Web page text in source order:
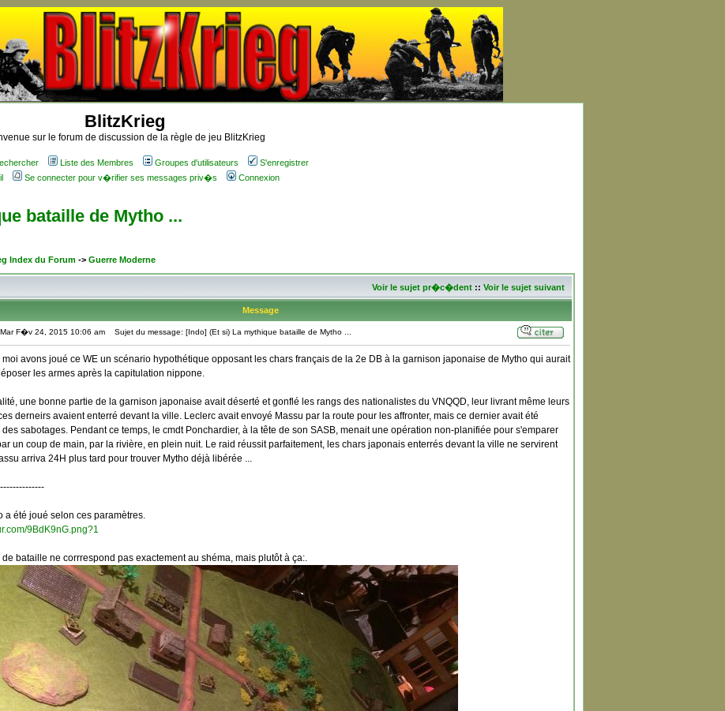
BlitzKrieg
sur le forum de discussion de la règle de jeu BlitzKrieg
Liste des Membres Groupes d'utilisateurs
S'enregistrer
Se connecter pour v�rifier ses messages priv�s Connexion
bataille de Mytho ...
Index du Forum-> Guerre Moderne
Voir le sujet pr�c�dent:: Voir le sujet suivant
Message
F�v 24, 2015 10:06 am Sujet du message: [Indo] (Et si) La mythique bataille de Mytho ...
moi avons joué ce WE un scénario hypothétique opposant les chars français de la 2e DB à la garnison japonaise de Mytho qui aurait
les armes après la capitulation nippone.
une bonne partie de la garnison japonaise avait déserté et gonflé les rangs des nationalistes du VNQQD, leur livrant même leurs
derneirs avaient enterré devant la ville. Leclerc avait envoyé Massu par la route pour les affronter, mais ce dernier avait été
sabotages. Pendant ce temps, le cmdt Ponchardier, à la tête de son SASB, menait une opération non-planifiée pour s'emparer
un coup de main, par la rivière, en plein nuit. Le raid réussit parfaitement, les chars japonais enterrés devant la ville ne servirent
arriva 24H plus tard pour trouver Mytho déjà libérée ...
a été joué selon ces paramètres.
9BdK9nG.png?1
de bataille ne corrrespond pas exactement au shéma, mais plutôt à ça:.